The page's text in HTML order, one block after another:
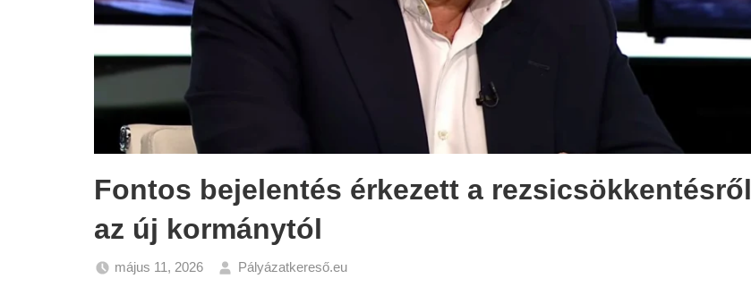
Fontos bejelentés érkezett a rezsicsökkentésről
az új kormánytól
május 11, 2026
Pályázatkereső.eu